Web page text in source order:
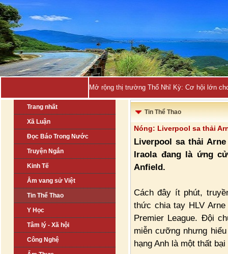
Mở rộng thị trường Thổ Nhĩ Kỳ: Cơ hội lớn
Trang nhất
Xã Luận
Đọc Báo Trong Nước
Truyện Ngắn
Kinh Tế
Âm vang sử Việt
Tin Thể Thao
Y Học
Tâm lý - Xã hội
Công Nghệ
Tin Thể Thao
Nóng: Liverpool sa thải
Liverpool sa thải
Iraola đang là ứng
Anfield.
Cách đây ít phút,
thức chia tay HLV
Premier League. Đội
miễn cưỡng nhưng
hạng Anh là một thất